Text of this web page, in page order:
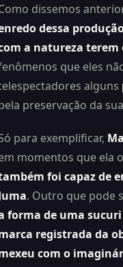
dissemos
dessa
a natureza terem
que eles
alguns
preservação da
para exemplificar,
momentos que ela
foi capaz de
. Outro que pode
forma de uma
registrada da
com o